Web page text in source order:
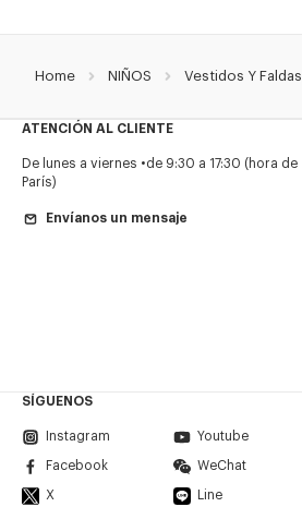
Home NIÑOS Vestidos Y Faldas
ATENCIÓN AL CLIENTE
De lunes a viernes
de 9:30 a 17:30 (hora de
París)
Envíanos un mensaje
SÍGUENOS
Instagram Youtube
Facebook WeChat
X Line